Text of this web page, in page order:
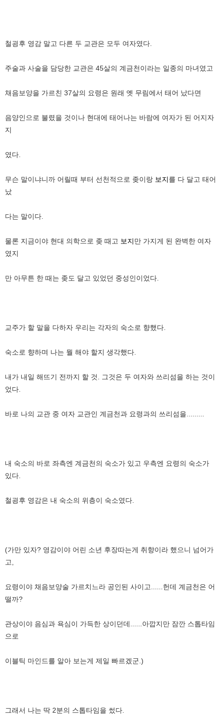
철굉후 영감 말고 다른 두 교관은 모두 여자였다.
주술과 사술을 담당한 교관은 45살의 계금천이라는 일종의 마녀였고
채음보양을 가르친 37살의 요령은 원래 옛 무림에서 태어 났다면
음양인으로 불렸을 것이나 현대에 태어나는 바람에 여자가 된 어지자
지
였다.
무슨 말이냐니까 어릴때 부터 선천적으로 좆이랑 보지를 다 달고 태어
났
다는 말이다.
물론 지금이야 현대 의학으로 좆 때고 보지만 가지게 된 완벽한 여자
였지
만 아무튼 한 때는 좆도 달고 있었던 중성인이었다.
교주가 할 말을 다하자 우리는 각자의 숙소로 향했다.
숙소로 향하며 나는 뭘 해야 할지 생각했다.
내가 내일 해뜨기 전까지 할 것. 그것은 두 여자와 쓰리섬을 하는 것이
었다.
바로 나의 교관 중 여자 교관인 계금천과 요령과의 쓰리섬을.........
내 숙소의 바로 좌측엔 계금천의 숙소가 있고 우측엔 요령의 숙소가
있다.
철굉후 영감은 내 숙소의 위층이 숙소였다.
(가만 있자? 영감이야 어린 소년 후장따는게 취향이라 했으니 넘어가
고,
요령이야 채음보양술 가르치느라 공인된 사이고......헌데 계금천은 어
떨까?
관상이야 음심과 욕심이 가득한 상이던데......아깝지만 잠깐 스톱타임
으로
이블틱 마인드를 알아 보는게 제일 빠르겠군.)
그래서 나는 딱 2분의 스톱타임을 썼다.